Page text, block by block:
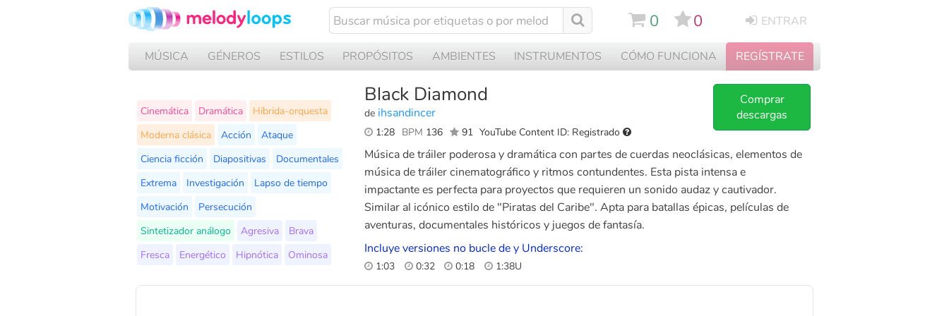
0 0 ENTRAR
MÚSICA GÉNEROS ESTILOS PROPÓSITOS AMBIENTES INSTRUMENTOS CÓMO FUNCIONA REGÍSTRATE
Black Diamond
de ihsandincer
1:28 BPM 136 91 YouTube Content ID: Registrado
Comprar
descargas
Cinemática Dramática
Híbrida-orquesta
Moderna clásica
Acción
Ataque
Ciencia ficción
Diapositivas
Documentales
Extrema
Investigación
Lapso de tiempo
Motivación
Persecución
Sintetizador análogo
Agresiva
Brava
Fresca
Energético Hipnótica Ominosa
Música de tráiler poderosa y dramática con partes de cuerdas neoclásicas, elementos de
música de tráiler cinematográfico y ritmos contundentes. Esta pista intensa e
impactante es perfecta para proyectos que requieren un sonido audaz y cautivador.
Similar al icónico estilo de "Piratas del Caribe". Apta para batallas épicas, películas de
aventuras, documentales históricos y juegos de fantasía.
Incluye versiones no bucle de y Underscore:
1:03 0:32 0:18 1:38U